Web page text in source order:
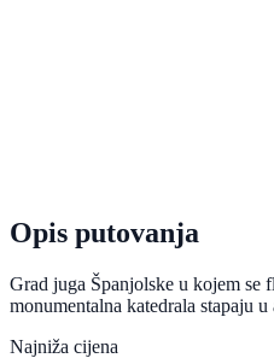
Opis putovanja
Grad juga Španjolske u kojem se
monumentalna katedrala stapaju
Najniža cijena